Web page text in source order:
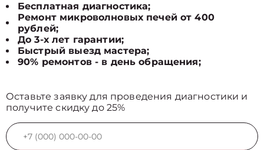
Бесплатная диагностика;
Ремонт микроволновых печей от 400
рублей;
До 3-х лет гарантии;
Быстрый выезд мастера;
90% ремонтов - в день обращения;
Оставьте заявку для проведения диагностики и
получите скидку до 25%